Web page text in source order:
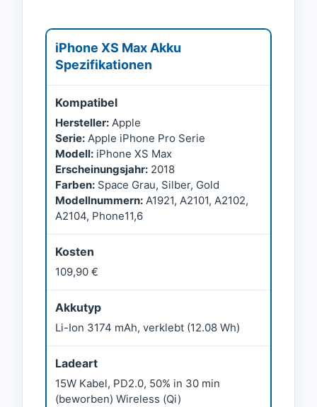
iPhone XS Max Akku
Spezifikationen
Kompatibel
Hersteller: Apple
Serie: Apple iPhone Pro Serie
Modell: iPhone XS Max
Erscheinungsjahr: 2018
Farben: Space Grau, Silber, Gold
Modellnummern: A1921, A2101, A2102,
A2104, Phone11,6
Kosten
109,90 €
Akkutyp
Li-Ion 3174 mAh, verklebt (12.08 Wh)
Ladeart
15W Kabel, PD2.0, 50% in 30 min
(beworben) Wireless (Qi)